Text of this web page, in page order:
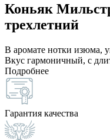
Коньяк
трехлетний
В аромате нотки изюма,
Вкус гармоничный, с
Подробнее
Гарантия качества